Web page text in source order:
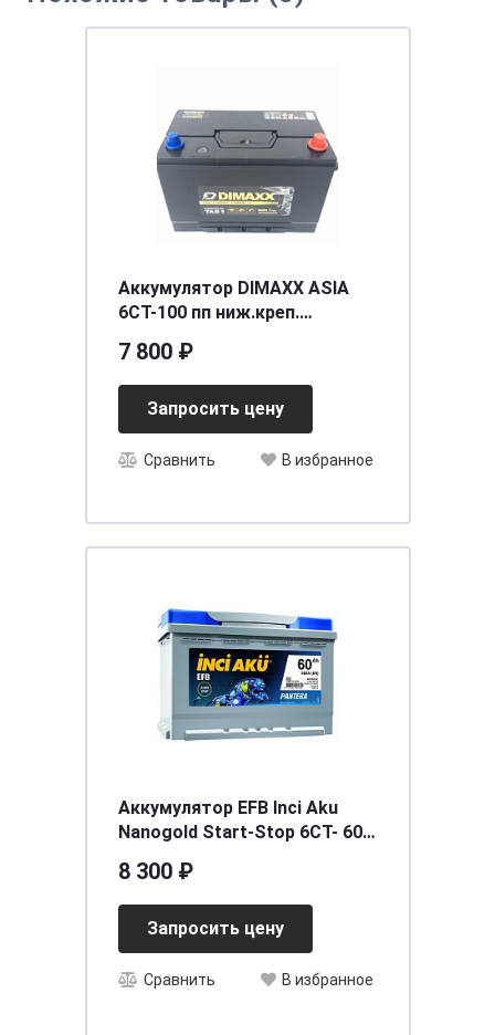
Аккумулятор DIMAXX ASIA
6СТ-100 пп ниж.креп.
[д300ш165в205(225)/850]
[D31]
7 800 ₽
Запросить цену
Сравнить В избранное
Аккумулятор EFB Inci Aku
Nanogold Start-Stop 6СТ- 60
[д242ш175в175/560EN] [LB2],
шт
8 300 ₽
Запросить цену
Сравнить В избранное